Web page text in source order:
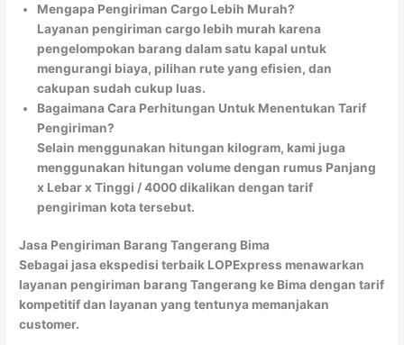
Mengapa Pengiriman Cargo Lebih Murah?
Layanan pengiriman cargo lebih murah karena
pengelompokan barang dalam satu kapal untuk
mengurangi biaya, pilihan rute yang efisien, dan
cakupan sudah cukup luas.
Bagaimana Cara Perhitungan Untuk Menentukan Tarif
Pengiriman?
Selain menggunakan hitungan kilogram, kami juga
menggunakan hitungan volume dengan rumus Panjang
x Lebar x Tinggi / 4000 dikalikan dengan tarif
pengiriman kota tersebut.
Jasa Pengiriman Barang Tangerang Bima
Sebagai jasa ekspedisi terbaik LOPExpress menawarkan
layanan pengiriman barang Tangerang ke Bima dengan tarif
kompetitif dan layanan yang tentunya memanjakan
customer.